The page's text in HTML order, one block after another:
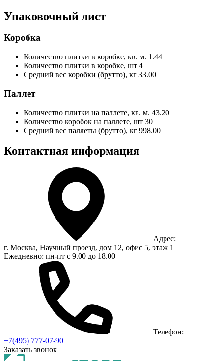
Упаковочный лист
Коробка
Количество плитки в коробке, кв. м. 1.44
Количество плитки в коробке, шт 4
Средний вес коробки (брутто), кг 33.00
Паллет
Количество плитки на паллете, кв. м. 43.20
Количество коробок на паллете, шт 30
Средний вес паллеты (брутто), кг 998.00
Контактная информация
Адрес:
г. Москва, Научный проезд, дом 12, офис 5, этаж 1
Ежедневно: пн-пт с 9.00 до 18.00
Телефон:
+7(495) 777-07-90
Заказать звонок